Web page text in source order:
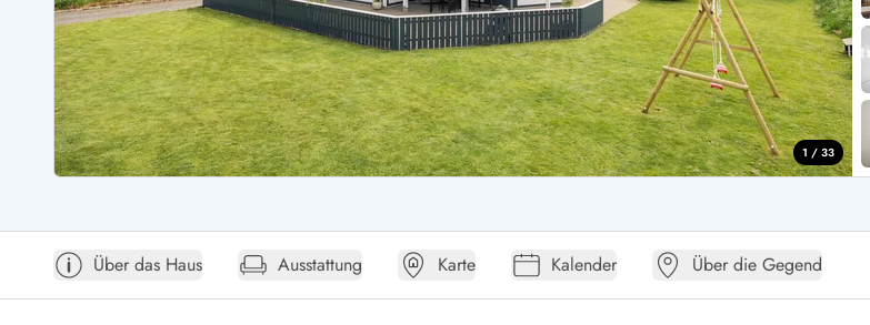
Ferienhäuser Fjand
Ferienhäuser Fanö
Ferienhäuser Graerup Strand
Ferienhäuser Haurvig
Ferienhäuser Henne Strand
Ferienhäuser Hvide Sande
Ferienhäuser Jegum
Ferienhäuser Klegod
Ferienhäuser Lodbjerg Hede
Ferienhäuser Nr. Lyngvig
Öffnungszeiten
Anreise
1 / 33
Über das Haus Ausstattung Karte Kalender Über die Gegend